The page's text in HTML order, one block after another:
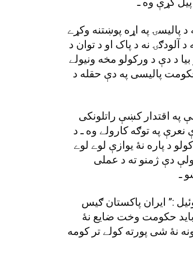
په اړه پوښتنه وکړے
نه د پاک او د توان د
د دې د ورکولو مخه ونيولے
پاليسى په دې حقله د
په اقتدار کښې راتلونکى
په توګه کارولے وه ـ د
د پاره نۀ يوازې لوے لوے
دې ژمنو ته د عملى
ـ
:” ايران پاکستان ګيس
حکومت وخت ضايع نۀ
نۀ شى پورته کولے تر کومه